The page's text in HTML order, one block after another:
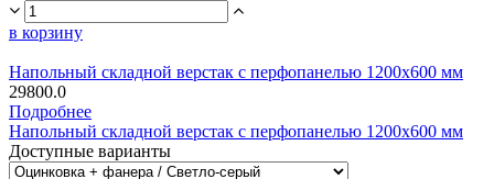
в корзину
Напольный складной верстак с перфопанелью 1200х600 мм
29800.0
Подробнее
Напольный складной верстак с перфопанелью 1200х600 мм
Доступные варианты